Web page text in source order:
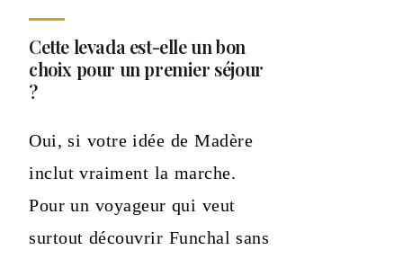
Cette levada est-elle un bon
choix pour un premier séjour
?
Oui, si votre idée de Madère
inclut vraiment la marche.
Pour un voyageur qui veut
surtout découvrir Funchal sans